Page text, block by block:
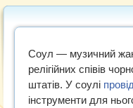
Соул — музичний
релігійних співів
штатів. У соулі
інструменти для